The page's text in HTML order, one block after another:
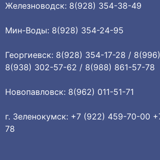
Железноводск: 8(928) 354-38-49
Мин-Воды: 8(928) 354-24-95
Георгиевск: 8(928) 354-17-28 /
8(938) 302-57-62 / 8(988) 861-57-78
Новопавловск: 8(962) 011-51-71
г. Зеленокумск: +7 (922) 459-70-00
78